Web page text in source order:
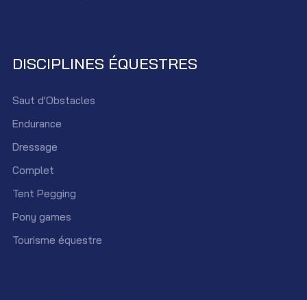
DISCIPLINES ÉQUESTRES
Saut d'Obstacles
Endurance
Dressage
Complet
Tent Pegging
Pony games
Tourisme équestre